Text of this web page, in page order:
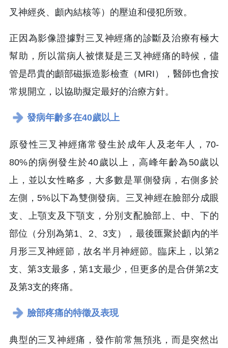
叉神經炎、顱內結核等）的壓迫和侵犯所致。
正因為影像證據對三叉神經痛的診斷及治療有極大
幫助，所以當病人被懷疑是三叉神經痛的時候，儘
管是昂貴的顱部磁振造影檢查（MRI），醫師也會按
常規開立，以協助擬定最好的治療方針。
發病年齡多在40歲以上
原發性三叉神經痛常發生於成年人及老年人，70-
80%的病例發生於40歲以上，高峰年齡為50歲以
上，並以女性略多，大多數是單側發病，右側多於
左側，5%以下為雙側發病。三叉神經在臉部分成眼
支、上顎支及下顎支，分別支配臉部上、中、下的
部位（分別為第1、2、3支），最後匯聚於顱內的半
月形三叉神經節，故名半月神經節。臨床上，以第2
支、第3支最多，第1支最少，但更多的是合併第2支
及第3支的疼痛。
臉部疼痛的特徵及表現
典型的三叉神經痛，發作前常無預兆，而是突然出